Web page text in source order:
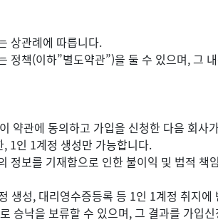
상관례에 따릅니다.
책(이하”별도약관”)을 둘 수 있으며, 그
약관에 동의하고 가입을 신청한 다음 회사
1인 1계정 생성만 가능합니다.
보를 기재함으로 인한 불이익 및 법적 책
생성, 대리영수증등록 등 1인 1계정 취지
승낙을 보류할 수 있으며, 그 결과를 가입